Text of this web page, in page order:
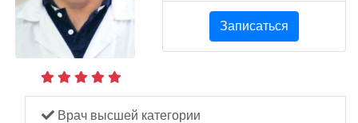
Записаться
Врач высшей категории